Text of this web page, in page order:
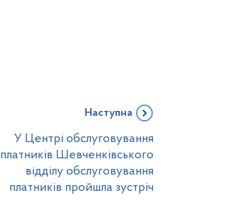
Наступна
У Центрі обслуговування
платників Шевченківського
відділу обслуговування
платників пройшла зустріч